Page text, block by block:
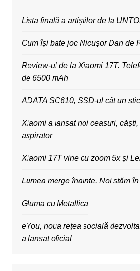
Lista finală a artiștilor de la
Cum își bate joc Nicușor Dan de
Review-ul de la Xiaomi 17T.
de 6500 mAh
ADATA SC610, SSD-ul cât un
Xiaomi a lansat noi ceasuri,
aspirator
Xiaomi 17T vine cu zoom 5x și
Lumea merge înainte. Noi stăm
Gluma cu Metallica
eYou, noua rețea socială
a lansat oficial